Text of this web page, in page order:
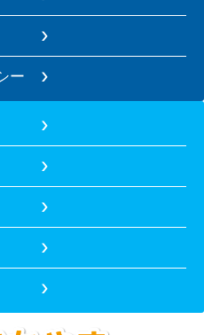
ー